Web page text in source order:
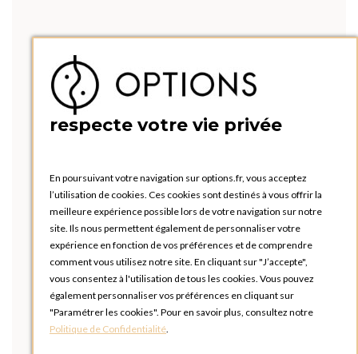
respecte votre vie privée
En poursuivant votre navigation sur options.fr, vous acceptez
l’utilisation de cookies. Ces cookies sont destinés à vous offrir la
meilleure expérience possible lors de votre navigation sur notre
site. Ils nous permettent également de personnaliser votre
expérience en fonction de vos préférences et de comprendre
comment vous utilisez notre site. En cliquant sur "J’accepte",
vous consentez à l'utilisation de tous les cookies. Vous pouvez
également personnaliser vos préférences en cliquant sur
"Paramétrer les cookies". Pour en savoir plus, consultez notre
Politique de Confidentialité.